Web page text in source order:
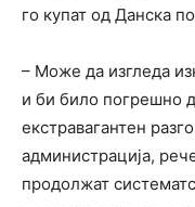
го купат од Данска
– Може да изгледа
и би било погрешно
екстравагантен
администрација,
продолжат